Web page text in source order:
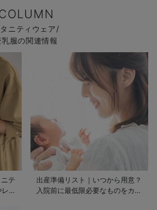
ニティウェア/
乳服の関連情報
テ
ギ
出産準備リスト｜いつから用意？
入院前に最低限必要なものをカテ